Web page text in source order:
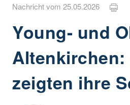
Nachricht vom 25.05.2026
Young- und
Altenkirchen:
zeigten ihre